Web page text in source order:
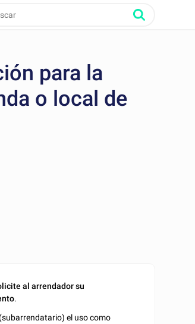
para la
o local de
al arrendador su
.
el uso como